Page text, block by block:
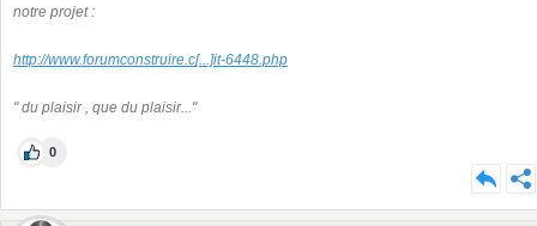
notre projet :
http://www.forumconstruire.c[...]it-6448.php
" du plaisir , que du plaisir..."
0